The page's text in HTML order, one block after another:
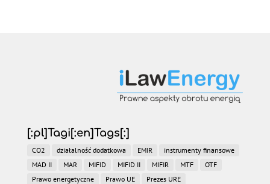
[:pl]Tagi[:en]Tags[:]
CO2 działalność dodatkowa EMIR
instrumenty finansowe
MAD II
MAR MIFID MIFID II MIFIR MTF
OTF
Prawo energetyczne
Prawo UE
Prezes URE